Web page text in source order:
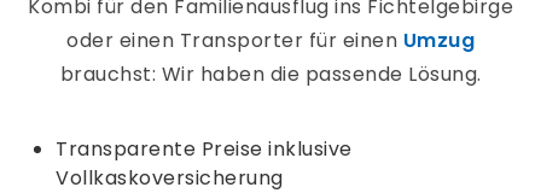
Kombi für den Familienausflug ins Fichtelgebirge
oder einen Transporter für einen Umzug
brauchst: Wir haben die passende Lösung.
Transparente Preise inklusive
Vollkaskoversicherung